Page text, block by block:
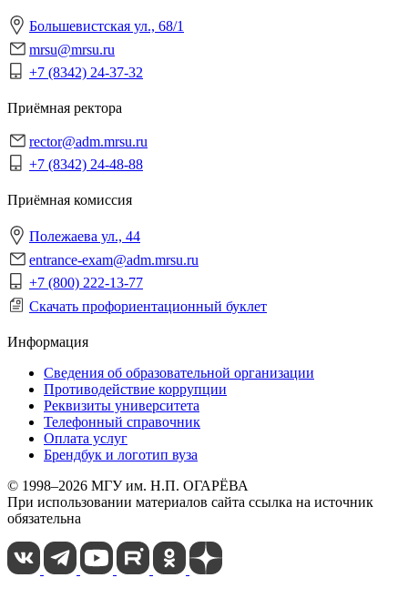
Большевистская ул., 68/1
mrsu@mrsu.ru
+7 (8342) 24-37-32
Приёмная ректора
rector@adm.mrsu.ru
+7 (8342) 24-48-88
Приёмная комиссия
Полежаева ул., 44
entrance-exam@adm.mrsu.ru
+7 (800) 222-13-77
Скачать профориентационный буклет
Информация
Сведения об образовательной организации
Противодействие коррупции
Реквизиты университета
Телефонный справочник
Оплата услуг
Брендбук и логотип вуза
© 1998–2026 МГУ им. Н.П. ОГАРЁВА
При использовании материалов сайта ссылка на источник
обязательна